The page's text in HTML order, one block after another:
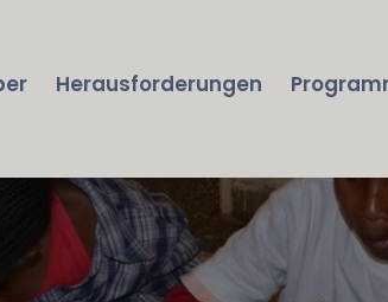
Herausforderungen